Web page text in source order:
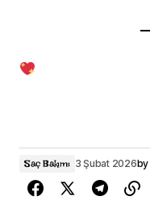
Saç Bakımı 3 Şubat 2026by